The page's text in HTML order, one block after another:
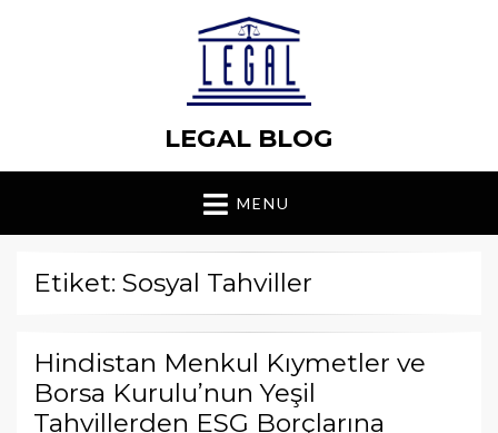
LEGAL BLOG
MENU
Etiket: Sosyal Tahviller
Hindistan Menkul Kıymetler ve
Borsa Kurulu’nun Yeşil
Tahvillerden ESG Borçlarına